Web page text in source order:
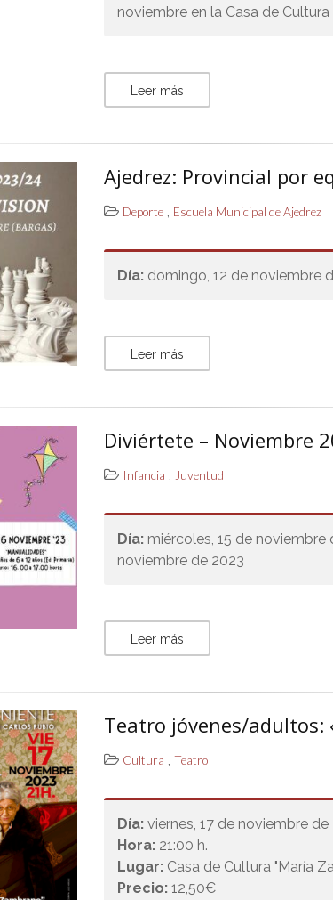
noviembre en la Casa de
Leer más
Ajedrez: Provincial por
Deporte , Escuela Municipal de Ajedrez
Día: domingo, 12 de noviembre
Leer más
Diviértete – Noviembre
Infancia ,Juventud
Día: miércoles, 15 de noviembre
noviembre de 2023
Leer más
Teatro jóvenes/adultos:
Cultura ,Teatro
Día:viernes, 17 de noviembre de
Hora: 21:00 h.
Lugar: Casa de Cultura "María
Precio:12,50€